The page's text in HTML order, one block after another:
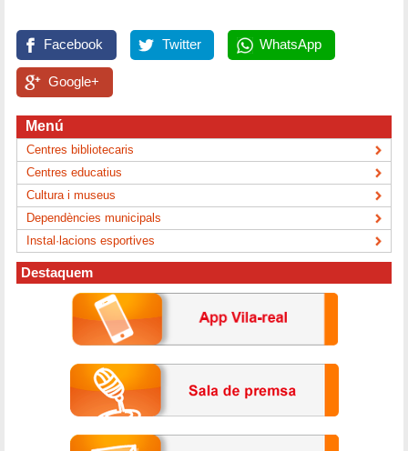
Facebook Twitter WhatsApp
Google+
Menú
Centres bibliotecaris
Centres educatius
Cultura i museus
Dependències municipals
Instal·lacions esportives
Destaquem